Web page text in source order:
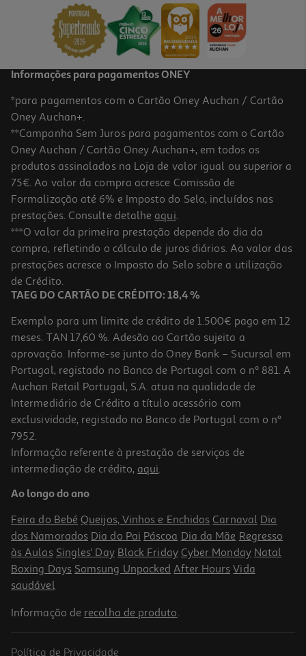
51,99 €
Tinteiro Hp B7rt7ae#ls1 302/304 Black
23.99 €/un
23,99 €
4.6
Tinteiro Hp T6n04ae#301 303 Xl Preto
55.99 €/un
55,99 €
Informações para pagamentos ONEY
*para pagamentos com o Cartão Oney Auchan / Cartão
Oney Auchan+.
**Campanha Sem Juros para pagamentos com o Cartão
Oney Auchan / Cartão Oney Auchan+, em todos os
produtos assinalados na Loja de valor igual ou superior a
75€. Ao valor da compra acresce Comissão de
Formalização até 6% e Imposto do Selo, incluídos nas
prestações. Consulte detalhe aqui.
***O valor da primeira prestação depende do dia da
compra, refletindo o cálculo de juros diários. Ao valor das
prestações acresce o Imposto do Selo sobre a utilização
de Crédito.
TAEG DO CARTÃO DE CRÉDITO: 18,4 %
Exemplo para um limite de crédito de 1.500€ pago em 12
meses. TAN 17,60 %. Adesão ao Cartão sujeita a
aprovação. Informe-se junto do Oney Bank – Sucursal em
Portugal, registado no Banco de Portugal com o nº 881. A
Auchan Retail Portugal, S.A. atua na qualidade de
Intermediário de Crédito a título acessório com
exclusividade, registado no Banco de Portugal com o nº
7952.
Informação referente à prestação de serviços de
intermediação de crédito, aqui.
Ao longo do ano
Feira do Bebé Queijos, Vinhos e Enchidos Carnaval Dia
dos Namorados Dia do Pai Páscoa Dia da Mãe Regresso
às Aulas Singles' Day Black Friday Cyber Monday Natal
Boxing Days Samsung Unpacked After Hours Vida
saudável
Informação de recolha de produto.
Política de Privacidade